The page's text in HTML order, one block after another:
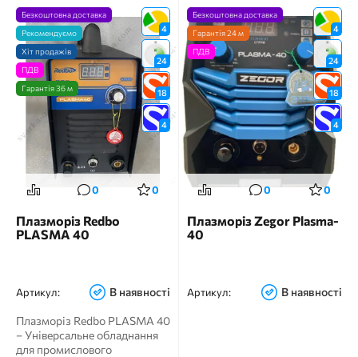
4
24
18
4
Безкоштовна доставка
Рекомендуємо
Хіт продажів
ПДВ
Гарантія 36 м
0 0
Плазморіз Redbo
PLASMA 40
Артикул: В наявності
Плазморіз Redbo PLASMA 40
– Універсальне обладнання
для промислового
4
24
18
4
Безкоштовна доставка
Гарантія 24 м
ПДВ
0 0
Плазморіз Zegor Plasma-
40
Артикул: В наявності